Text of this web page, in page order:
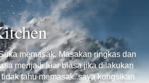
memasak. Masakan ringkas dan
menjadi luar biasa jika dilakukan
tahu memasak..saya kongsikan